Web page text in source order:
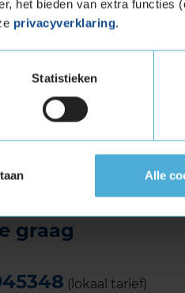
het bieden van extra functies
privacyverklaring.
Statistieken
Alle
graag
(lokaal tarief)